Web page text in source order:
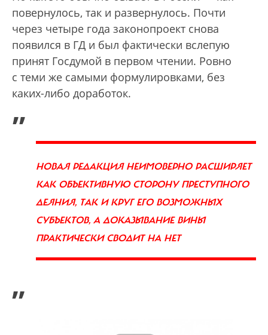
повернулось, так и развернулось. Почти
через четыре года законопроект снова
появился в ГД и был фактически вслепую
принят Госдумой в первом чтении. Ровно
с теми же самыми формулировками, без
каких-либо доработок.
„
НОВАЯ РЕДАКЦИЯ НЕИМОВЕРНО РАСШИРЯЕТ
КАК ОБЪЕКТИВНУЮ СТОРОНУ ПРЕСТУПНОГО
ДЕЯНИЯ, ТАК И КРУГ ЕГО ВОЗМОЖНЫХ
СУБЪЕКТОВ, А ДОКАЗЫВАНИЕ ВИНЫ
ПРАКТИЧЕСКИ СВОДИТ НА НЕТ
”